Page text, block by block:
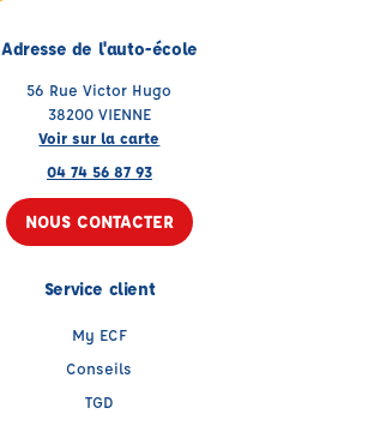
Adresse de l'auto-école
56 Rue Victor Hugo
38200 VIENNE
Voir sur la carte
04 74 56 87 93
NOUS CONTACTER
Service client
My ECF
Conseils
TGD